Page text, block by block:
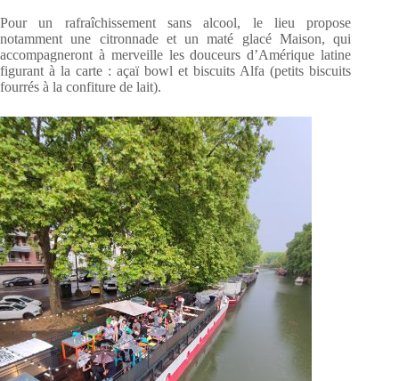
Pour un rafraîchissement sans alcool, le lieu propose
notamment une citronnade et un maté glacé Maison, qui
accompagneront à merveille les douceurs d’Amérique latine
figurant à la carte : açaï bowl et biscuits Alfa (petits biscuits
fourrés à la confiture de lait).